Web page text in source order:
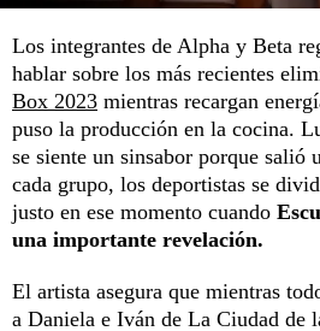
Los integrantes de Alpha y Beta
hablar sobre los más recientes
Box 2023 mientras recargan
puso la producción en la cocina.
se siente un sinsabor porque salió
cada grupo, los deportistas se
justo en ese momento cuando
una importante revelación.
El artista asegura que mientras
a Daniela e Iván de La Ciudad de